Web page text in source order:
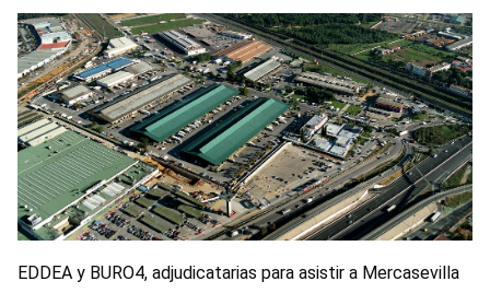
EDDEA y BURO4, adjudicatarias para asistir a Mercasevilla